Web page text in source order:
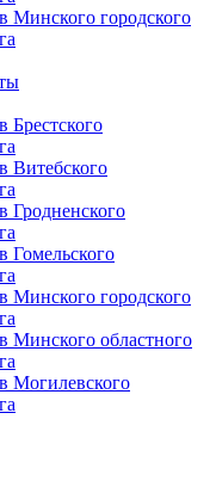
Минского городского
Брестского
Витебского
Гродненского
Гомельского
Минского городского
Минского областного
Могилевского